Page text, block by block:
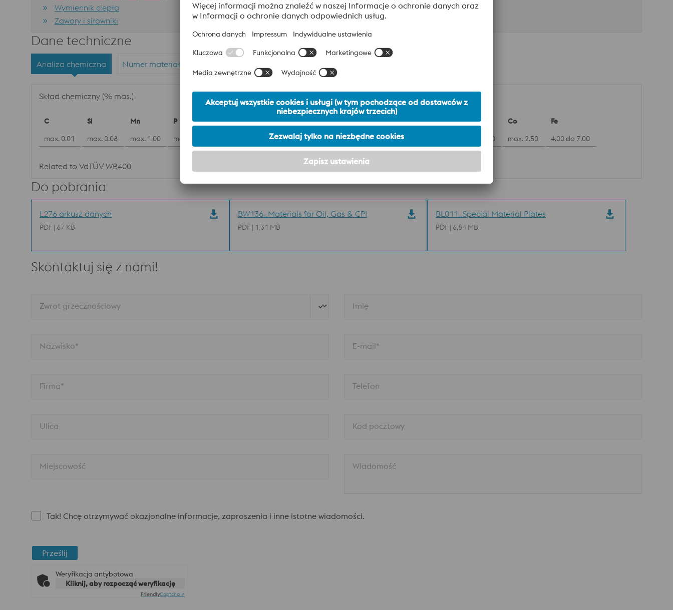
Wymiennik ciepła
Zawory i siłowniki
Dane techniczne
Analiza chemiczna Numer materiału
Skład chemiczny (% mas.)
C Si Mn P S Cr Mo Ni V W Co
Fe
max. 0.01
max. 0.08 max. 1.00 max. 0.025 14.50 do 16.50 15.00 do 17.00 REM 3.00 do 4.50 max. 2.50 4.00 do 7.00
Related to VdTÜV WB400
Do pobrania
L276 arkusz danych
PDF | 67 KB
BW136_Materials for Oil, Gas & CPI
PDF | 1,31 MB
BL011_Special Material Plates
PDF | 6,84 MB
Skontaktuj się z nami!
Zwrot grzecznościowy Imię
Nazwisko* E-mail*
Firma* Telefon
Ulica Kod pocztowy
Miejscowość Wiadomość
Tak! Chcę otrzymywać okazjonalne informacje, zaproszenia i inne istotne wiadomości.
Prześlij
Weryfikacja antybotowa
Kliknij, aby rozpocząć weryfikację
FriendlyCaptcha ⇗